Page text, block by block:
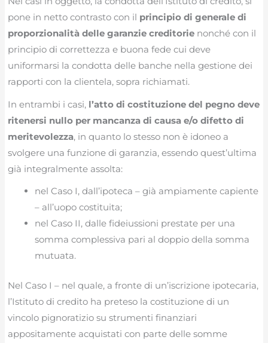
pone in netto contrasto con il principio di generale di
proporzionalità delle garanzie creditorie nonché con il
principio di correttezza e buona fede cui deve
uniformarsi la condotta delle banche nella gestione dei
rapporti con la clientela, sopra richiamati.
In entrambi i casi, l’atto di costituzione del pegno deve
ritenersi nullo per mancanza di causa e/o difetto di
meritevolezza, in quanto lo stesso non è idoneo a
svolgere una funzione di garanzia, essendo quest’ultima
già integralmente assolta:
nel Caso I, dall’ipoteca – già ampiamente capiente
– all’uopo costituita;
nel Caso II, dalle fideiussioni prestate per una
somma complessiva pari al doppio della somma
mutuata.
Nel Caso I – nel quale, a fronte di un’iscrizione ipotecaria,
l’Istituto di credito ha preteso la costituzione di un
vincolo pignoratizio su strumenti finanziari
appositamente acquistati con parte delle somme